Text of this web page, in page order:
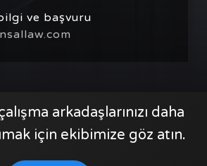
ve başvuru
arkadaşlarınızı daha
için ekibimize göz atın.